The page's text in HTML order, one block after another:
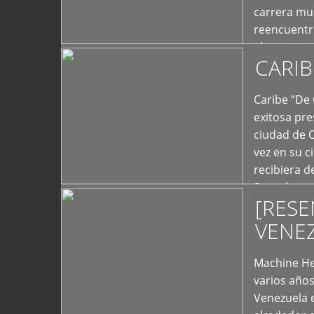
carrera
el exterior
Caribe
exitosa
ciudad de
vez en su
recibiera
Store los
Machine
varios
Venezuela